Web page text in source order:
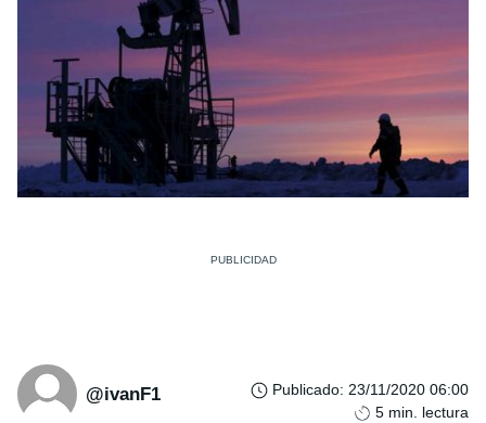
@ivanF1 Publicado: 23/11/2020 06:00
5 min. lectura